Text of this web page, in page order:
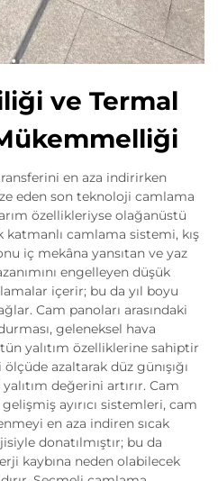
ve Termal
transferini en aza indirirken
eden son teknoloji camlama
özellikleriyse olağanüstü
camlama sistemi, kış
iç mekâna yansıtan ve yaz
engelleyen düşük
içerir; bu da yıl boyu
Cam panoları arasındaki
geleneksel hava
yalıtım özelliklerine sahiptir
azaltarak düz günışığı
değerini artırır. Cam
ayırıcı sistemleri, cam
en aza indiren sıcak
donatılmıştır; bu da
kaybına neden olabilecek